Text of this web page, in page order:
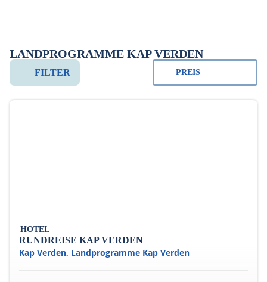
abwechslungsreich. Jede Insel erzählt ihre eigene
Geschichte: Während einige mit lebendiger Kultur,
Musik und kolonialem Erbe faszinieren, beeindrucken
und Lebensfreude zu einem besonderen
Reiseerlebnis.
LANDPROGRAMME KAP VERDEN
FILTER PREIS
HOTEL
RUNDREISE KAP VERDEN
Kap Verden, Landprogramme Kap Verden